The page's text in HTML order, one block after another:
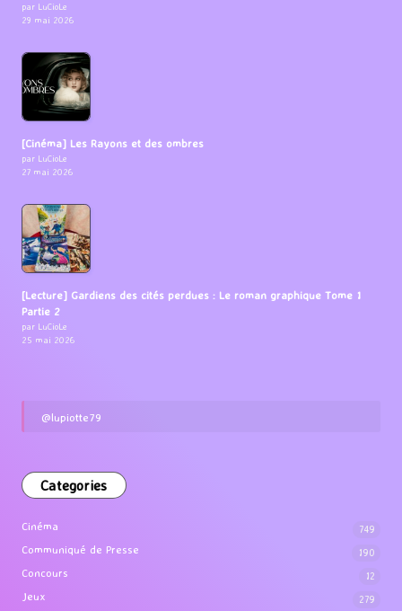
par LuCioLe
29 mai 2026
[Cinéma] Les Rayons et des ombres
par LuCioLe
27 mai 2026
[Lecture] Gardiens des cités perdues : Le roman graphique Tome 1
Partie 2
par LuCioLe
25 mai 2026
@lupiotte79
Categories
Cinéma 749
Communiqué de Presse 190
Concours 12
Jeux 279